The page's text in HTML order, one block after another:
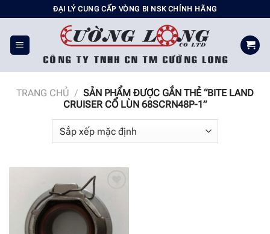
đến
nội
dung
ĐẠI LÝ CUNG CẤP VÒNG BI NSK CHÍNH HÃNG
TRANG CHỦ / SẢN PHẨM ĐƯỢC GẮN THẺ “BITE LAND
CRUISER CỔ LÙN 68SCRN48P-1”
Add to
wishlist